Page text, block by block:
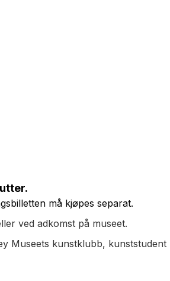
må kjøpes separat.
ved adkomst på museet.
Museets kunstklubb, kunststudent